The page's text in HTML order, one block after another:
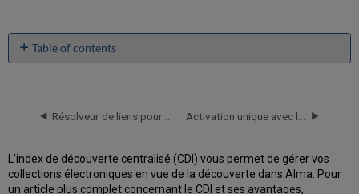
Table of contents
No
L'index de découverte centralisé (CDI) vous permet de gérer vos
collections électroniques en vue de la découverte dans Alma. Pour
un article plus complet concernant le CDI et ses avantages,